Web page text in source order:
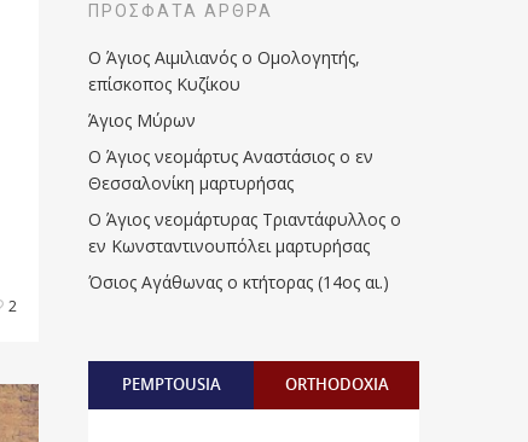
2
ΠΡΌΣΦΑΤΑ ΆΡΘΡΑ
Ο Άγιος Αιμιλιανός ο Ομολογητής,
επίσκοπος Κυζίκου
Άγιος Μύρων
Ο Άγιος νεομάρτυς Αναστάσιος ο εν
Θεσσαλονίκη μαρτυρήσας
Ο Άγιος νεομάρτυρας Τριαντάφυλλος ο
εν Κωνσταντινουπόλει μαρτυρήσας
Όσιος Αγάθωνας ο κτήτορας (14ος αι.)
PEMPTOUSIA ORTHODOXIA